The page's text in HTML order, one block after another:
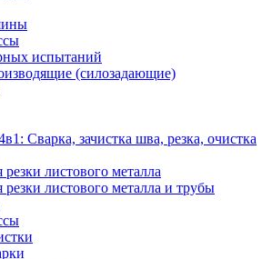
испытаний
(силозадающие)
Сварка, зачистка шва, резка, очистка
листового металла
листового металла и трубы